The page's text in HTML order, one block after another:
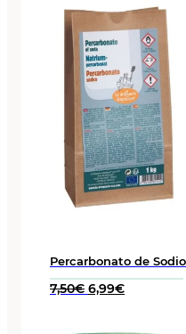
Percarbonato de
7,50€ El
6,99€El